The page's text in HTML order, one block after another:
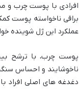
افرادی با پوست چرب و
براقی ناخواسته پوست
عملکرد این ژل شوینده
پوست چرب، با ترشح
ناخوشایند و احساس
دغدغه های اصلی افراد